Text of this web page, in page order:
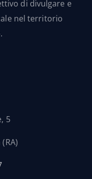
di divulgare e
nel territorio
5